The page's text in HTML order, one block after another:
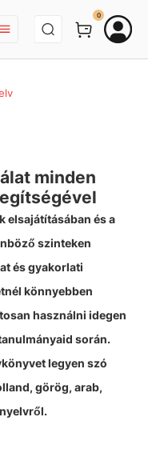
BEJELENTKEZÉS
0
minden
elsajátításában és a
szinteken
és gyakorlati
könnyebben
használni idegen
során.
legyen szó
görög, arab,